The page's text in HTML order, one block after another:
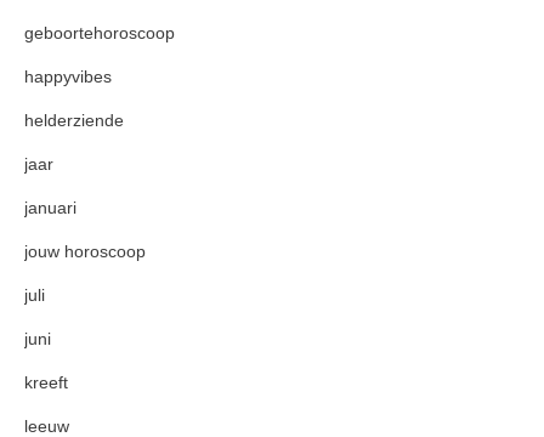
geboortehoroscoop
happyvibes
helderziende
jaar
januari
jouw horoscoop
juli
juni
kreeft
leeuw